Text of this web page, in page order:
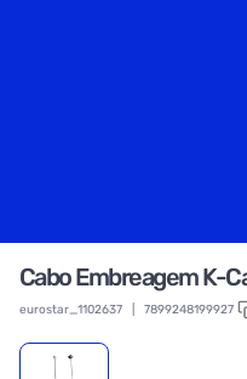
Cabo Embreagem K-
eurostar_1102637 7899248199927